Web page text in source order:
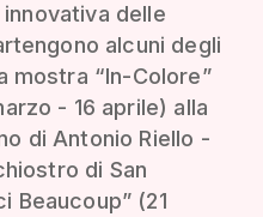
delle
alcuni degli
mostra “In-Colore”
- 16 aprile) alla
di Antonio Riello -
di San
Beaucoup” (21